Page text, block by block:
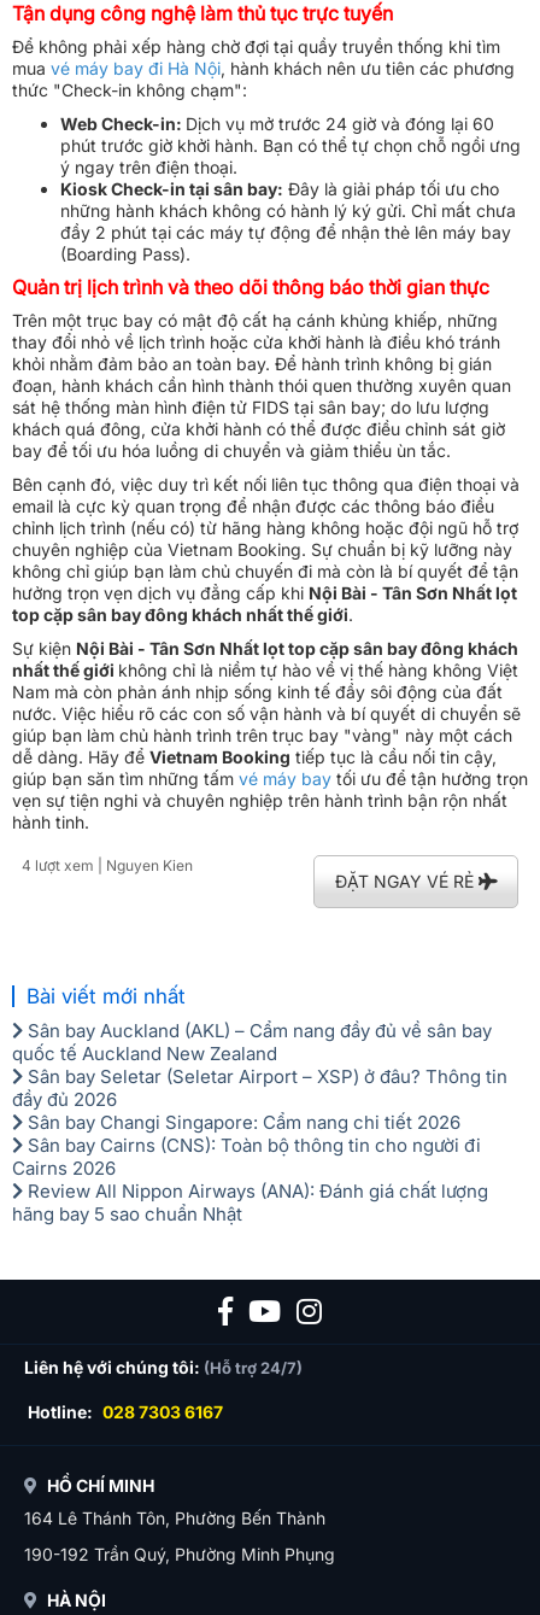
Tận dụng công nghệ làm thủ tục trực tuyến
Để không phải xếp hàng chờ đợi tại quầy truyền thống khi tìm
mua vé máy bay đi Hà Nội, hành khách nên ưu tiên các phương
thức "Check-in không chạm":
Web Check-in: Dịch vụ mở trước 24 giờ và đóng lại 60
phút trước giờ khởi hành. Bạn có thể tự chọn chỗ ngồi ưng
ý ngay trên điện thoại.
Kiosk Check-in tại sân bay: Đây là giải pháp tối ưu cho
những hành khách không có hành lý ký gửi. Chỉ mất chưa
đầy 2 phút tại các máy tự động để nhận thẻ lên máy bay
(Boarding Pass).
Quản trị lịch trình và theo dõi thông báo thời gian thực
Trên một trục bay có mật độ cất hạ cánh khủng khiếp, những
thay đổi nhỏ về lịch trình hoặc cửa khởi hành là điều khó tránh
khỏi nhằm đảm bảo an toàn bay. Để hành trình không bị gián
đoạn, hành khách cần hình thành thói quen thường xuyên quan
sát hệ thống màn hình điện tử FIDS tại sân bay; do lưu lượng
khách quá đông, cửa khởi hành có thể được điều chỉnh sát giờ
bay để tối ưu hóa luồng di chuyển và giảm thiểu ùn tắc.
Bên cạnh đó, việc duy trì kết nối liên tục thông qua điện thoại và
email là cực kỳ quan trọng để nhận được các thông báo điều
chỉnh lịch trình (nếu có) từ hãng hàng không hoặc đội ngũ hỗ trợ
chuyên nghiệp của Vietnam Booking. Sự chuẩn bị kỹ lưỡng này
không chỉ giúp bạn làm chủ chuyến đi mà còn là bí quyết để tận
hưởng trọn vẹn dịch vụ đẳng cấp khi Nội Bài - Tân Sơn Nhất lọt
top cặp sân bay đông khách nhất thế giới.
Sự kiện Nội Bài - Tân Sơn Nhất lọt top cặp sân bay đông khách
nhất thế giới không chỉ là niềm tự hào về vị thế hàng không Việt
Nam mà còn phản ánh nhịp sống kinh tế đầy sôi động của đất
nước. Việc hiểu rõ các con số vận hành và bí quyết di chuyển sẽ
giúp bạn làm chủ hành trình trên trục bay "vàng" này một cách
dễ dàng. Hãy để Vietnam Booking tiếp tục là cầu nối tin cậy,
giúp bạn săn tìm những tấm vé máy bay tối ưu để tận hưởng trọn
vẹn sự tiện nghi và chuyên nghiệp trên hành trình bận rộn nhất
hành tinh.
4 lượt xem | Nguyen Kien
ĐẶT NGAY VÉ RẺ
Bài viết mới nhất
Sân bay Auckland (AKL) – Cẩm nang đầy đủ về sân bay
quốc tế Auckland New Zealand
Sân bay Seletar (Seletar Airport – XSP) ở đâu? Thông tin
đầy đủ 2026
Sân bay Changi Singapore: Cẩm nang chi tiết 2026
Sân bay Cairns (CNS): Toàn bộ thông tin cho người đi
Cairns 2026
Review All Nippon Airways (ANA): Đánh giá chất lượng
hãng bay 5 sao chuẩn Nhật
Liên hệ với chúng tôi: (Hỗ trợ 24/7)
Hotline: 028 7303 6167
HỒ CHÍ MINH
164 Lê Thánh Tôn, Phường Bến Thành
190-192 Trần Quý, Phường Minh Phụng
HÀ NỘI